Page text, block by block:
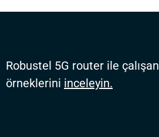
Robustel 5G router ile çalışan
örneklerini inceleyin.